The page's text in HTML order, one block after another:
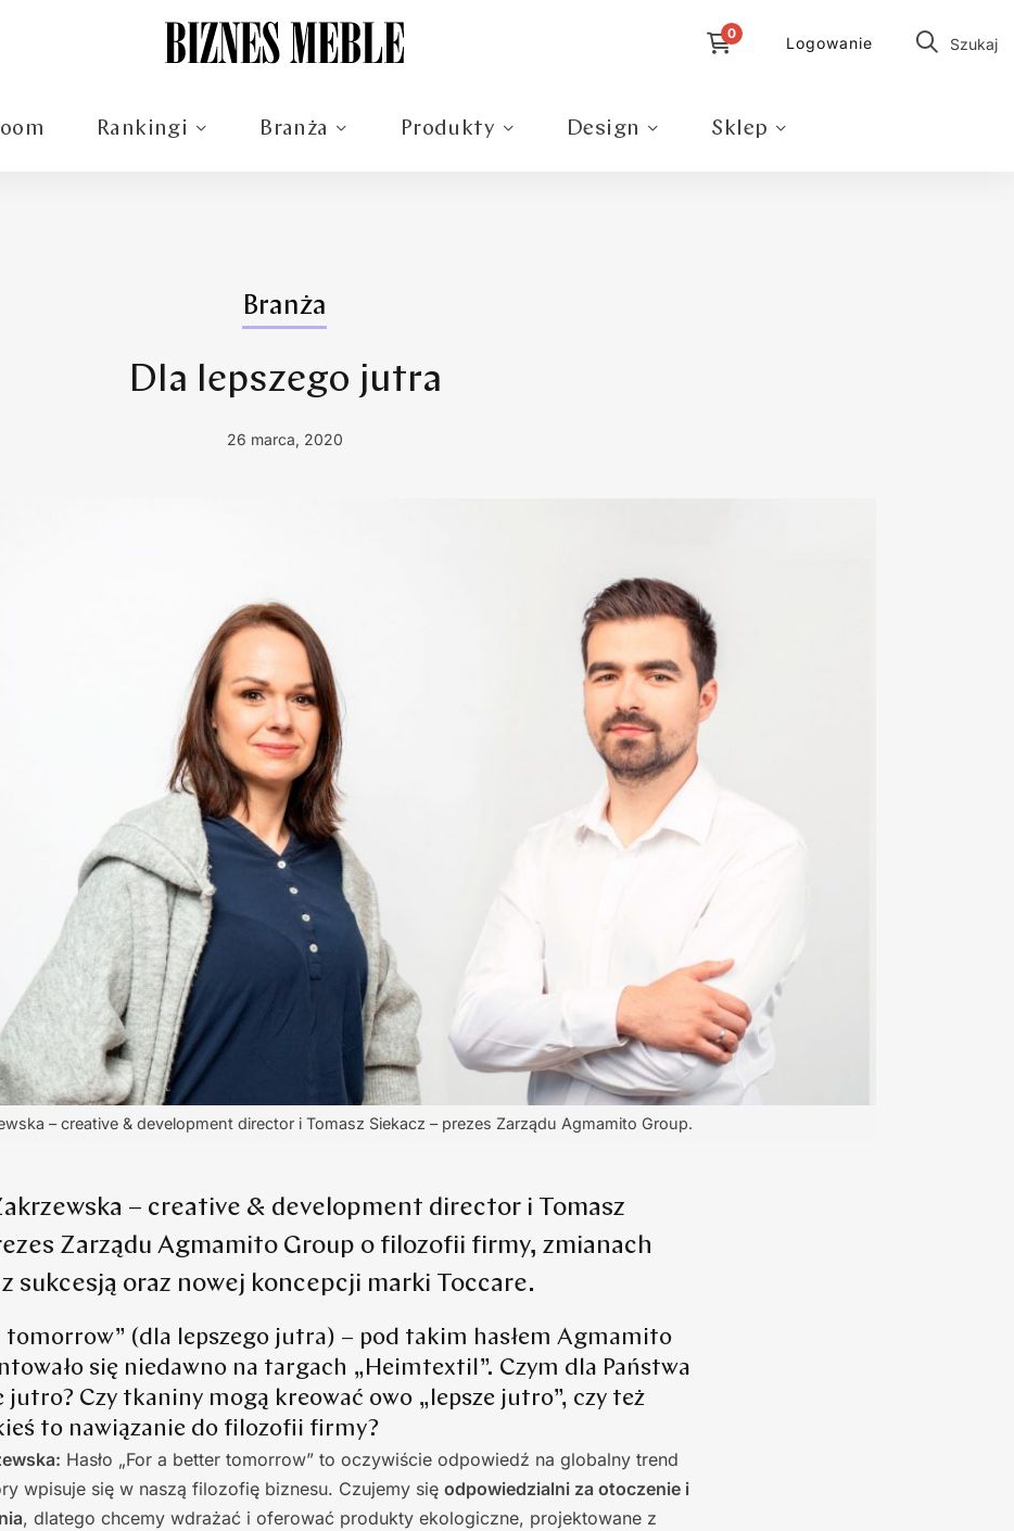
Logowanie Szukaj
Rankingi Branża Produkty Design Sklep
Branża
Dla lepszego jutra
26 marca, 2020
– creative & development director i Tomasz Siekacz – prezes Zarządu Agmamito Group.
– creative & development director i Tomasz
Zarządu Agmamito Group o filozofii firmy, zmianach
sukcesją oraz nowej koncepcji marki Toccare.
tomorrow” (dla lepszego jutra) – pod takim hasłem Agmamito
się niedawno na targach „Heimtextil”. Czym dla Państwa
jutro? Czy tkaniny mogą kreować owo „lepsze jutro”, czy też
to nawiązanie do filozofii firmy?
Hasło „For a better tomorrow” to oczywiście odpowiedź na globalny trend
wpisuje się w naszą filozofię biznesu. Czujemy się odpowiedzialni za otoczenie i
, dlatego chcemy wdrażać i oferować produkty ekologiczne, projektowane z